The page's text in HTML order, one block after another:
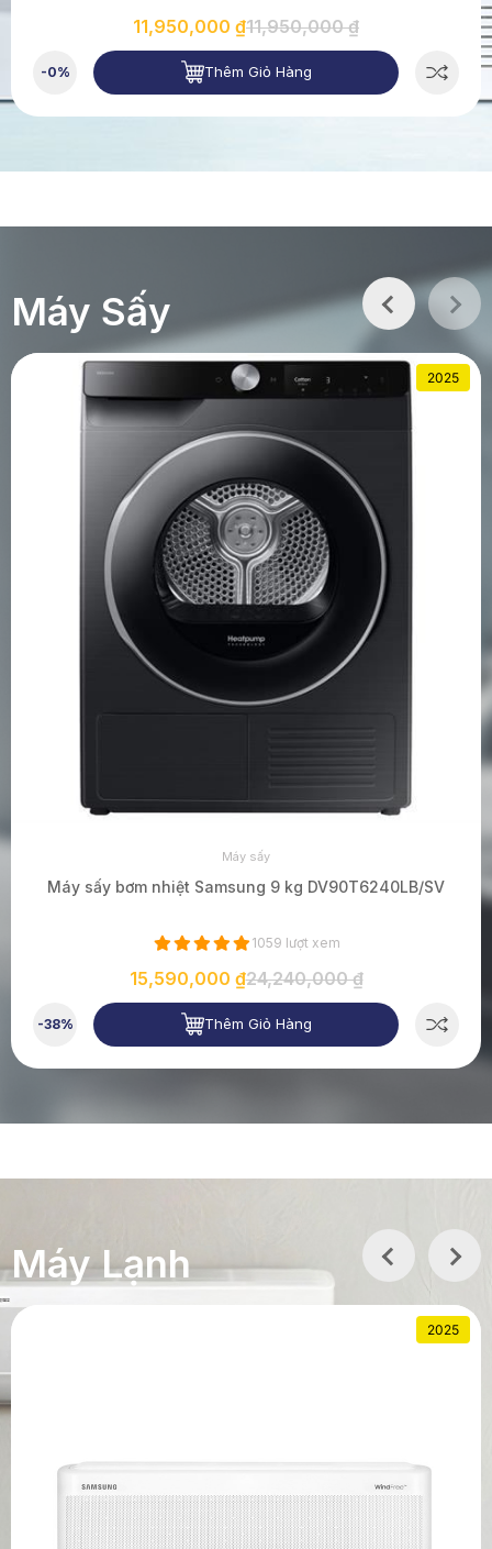
11,950,000 ₫11,950,000 ₫
-0% Thêm Giỏ Hàng
Máy Sấy
2025
Máy sấy
Máy sấy bơm nhiệt Samsung 9 kg DV90T6240LB/SV
1059 lượt xem
15,590,000 ₫24,240,000 ₫
-38% Thêm Giỏ Hàng
Máy Lạnh
2025